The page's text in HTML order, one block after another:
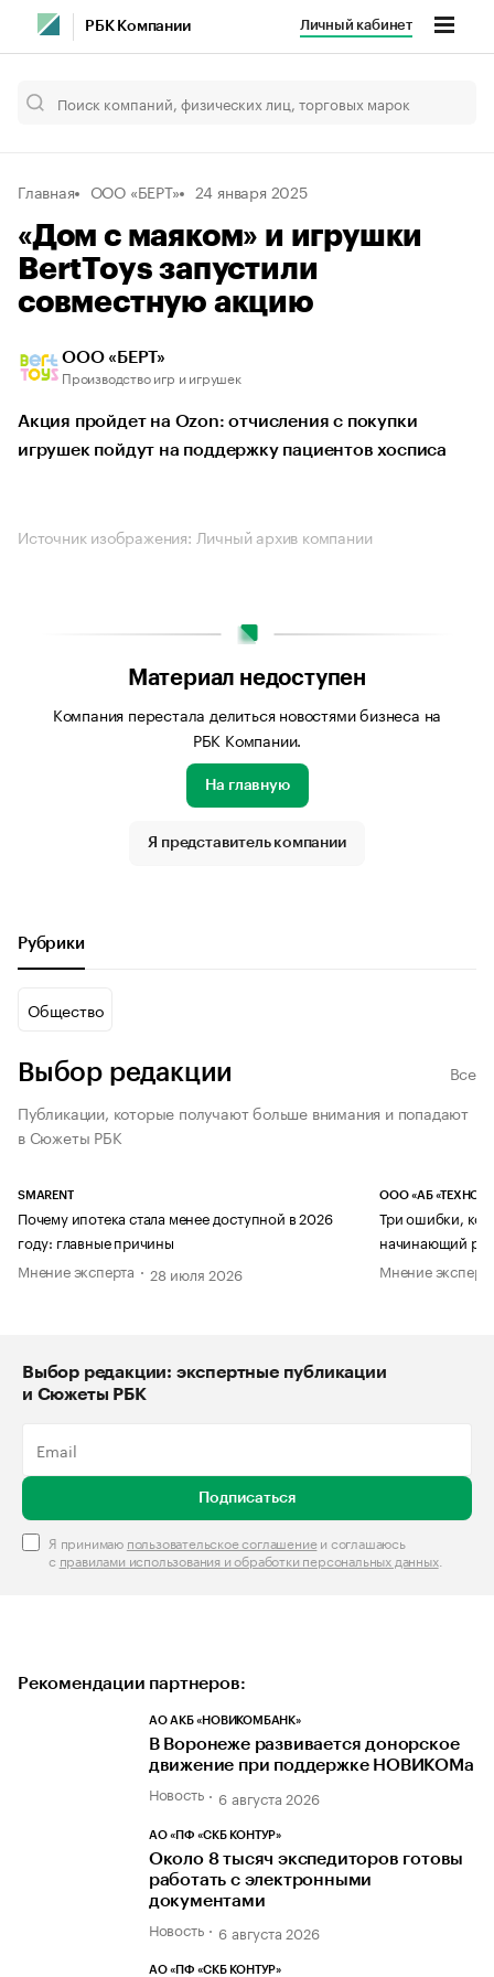
РБК Компании Личный кабинет
Главная ООО «БЕРТ» 24 января 2025
«Дом с маяком» и игрушки
BertToys запустили
совместную акцию
ООО «БЕРТ»
Производство игр и игрушек
Акция пройдет на Ozon: отчисления с покупки
игрушек пойдут на поддержку пациентов хосписа
Источник изображения: Личный архив компании
Материал недоступен
Компания перестала делиться новостями бизнеса на
РБК Компании.
На главную
Я представитель компании
Рубрики
Общество
Выбор редакции
Все
Публикации, которые получают больше внимания и попадают
в Сюжеты РБК
SMARENT
Почему ипотека стала менее доступной в 2026
году: главные причины
Мнение эксперта
28 июля 2026
ООО «АБ
Три ошибки,
начинающий
Мнение
Выбор редакции: экспертные публикации
и Сюжеты РБК
Подписаться
Я принимаю пользовательское соглашениеи соглашаюсь
с правилами использования и обработки персональных данных.
Рекомендации партнеров:
АО АКБ «НОВИКОМБАНК»
В Воронеже развивается донорское
движение при поддержке НОВИКОМа
Новость 6 августа 2026
АО «ПФ «СКБ КОНТУР»
Около 8 тысяч экспедиторов готовы
работать с электронными
документами
Новость 6 августа 2026
АО «ПФ «СКБ КОНТУР»